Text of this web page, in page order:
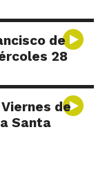
de
28
Viernes de
Santa